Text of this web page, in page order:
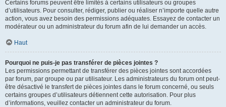
Certains forums peuvent être limités à certains utilisateurs ou groupes
d’utilisateurs. Pour consulter, rédiger, publier ou réaliser n’importe quelle autre
action, vous avez besoin des permissions adéquates. Essayez de contacter un
modérateur ou un administrateur du forum afin de lui demander un accès.
Haut
Pourquoi ne puis-je pas transférer de pièces jointes ?
Les permissions permettant de transférer des pièces jointes sont accordées
par forum, par groupe ou par utilisateur. Les administrateurs du forum ont peut-
être désactivé le transfert de pièces jointes dans le forum concerné, ou seuls
certains groupes d’utilisateurs détiennent cette autorisation. Pour plus
d’informations, veuillez contacter un administrateur du forum.